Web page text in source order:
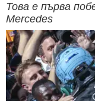
Това е първа
Mercedes